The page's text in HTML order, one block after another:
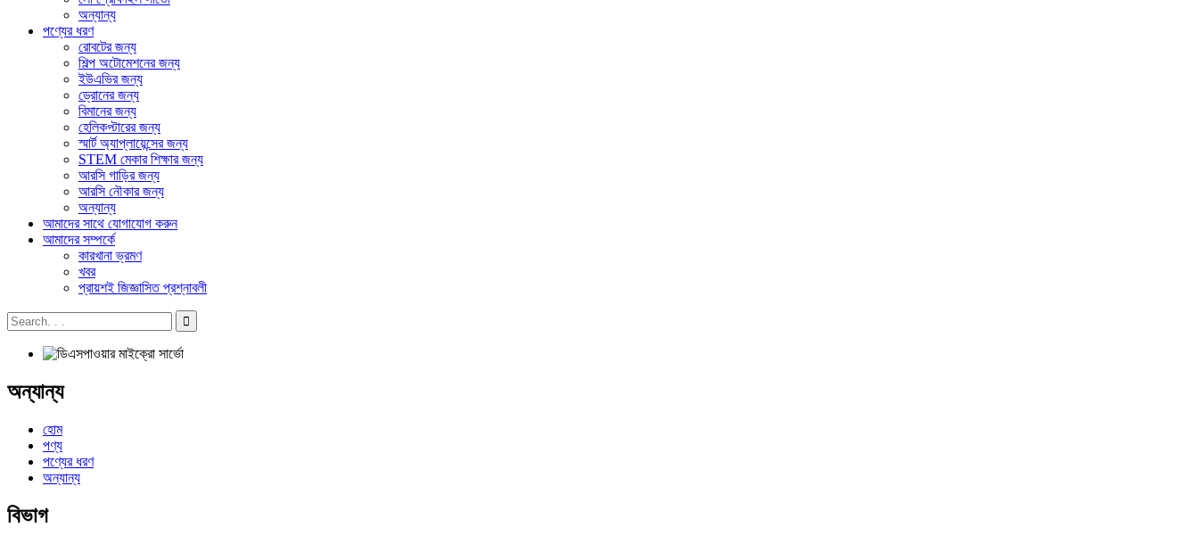
অন্যান্য
পণ্যের ধরণ
রোবটের জন্য
শিল্প অটোমেশনের জন্য
ইউএভির জন্য
ড্রোনের জন্য
বিমানের জন্য
হেলিকপ্টারের জন্য
স্মার্ট অ্যাপ্লায়েন্সের জন্য
STEM মেকার শিক্ষার জন্য
আরসি গাড়ির জন্য
আরসি নৌকার জন্য
অন্যান্য
আমাদের সাথে যোগাযোগ করুন
আমাদের সম্পর্কে
কারখানা ভ্রমণ
খবর
প্রায়শই জিজ্ঞাসিত প্রশ্নাবলী
অন্যান্য
হোম
পণ্য
পণ্যের ধরণ
অন্যান্য
বিভাগ